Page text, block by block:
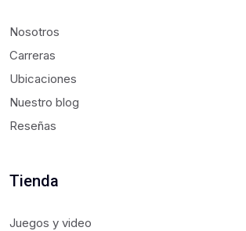
Nosotros
Carreras
Ubicaciones
Nuestro blog
Reseñas
Tienda
Juegos y video